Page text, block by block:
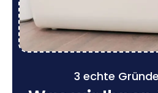
3 echte